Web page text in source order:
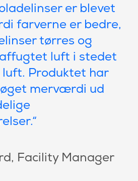
er blevet
farverne er bedre,
tørres og
luft i stedet
Produktet har
merværdi ud
Facility Manager